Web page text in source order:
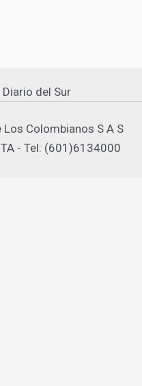
del Sur
Colombianos S A S
- Tel: (601)6134000